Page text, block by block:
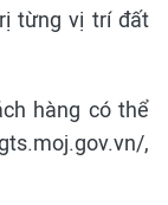
từng vị trí đất
hàng có thể
,